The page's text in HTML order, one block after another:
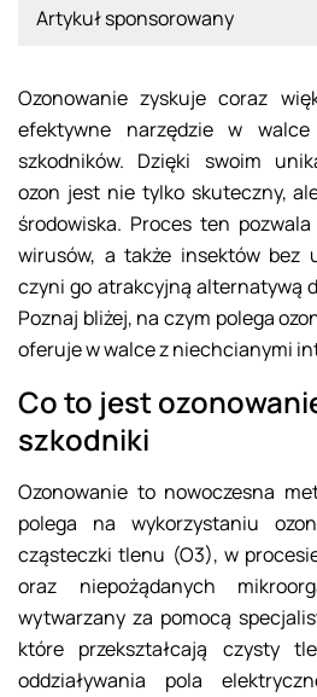
Artykuł sponsorowany
Ozonowanie zyskuje coraz
efektywne narzędzie w
szkodników. Dzięki swoim
ozon jest nie tylko skuteczny,
środowiska. Proces ten
wirusów, a także insektów bez
czyni go atrakcyjną alternatywą
Poznaj bliżej, na czym polega
oferuje w walce z niechcianymi
Co to jest
szkodniki
Ozonowanie to nowoczesna
polega na wykorzystaniu
cząsteczki tlenu (O3), w
oraz niepożądanych
wytwarzany za pomocą
które przekształcają czysty
oddziaływania pola